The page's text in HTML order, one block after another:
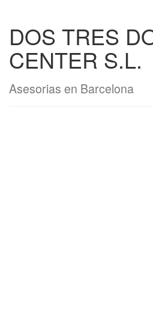
DOS TRES
CENTER S.L.
Asesorias en Barcelona